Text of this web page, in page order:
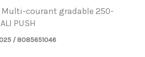
courant gradable 250-
PUSH
/ 8085651046